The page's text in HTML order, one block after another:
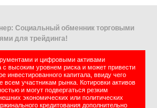
Социальный обменник торговыми
для трейдинга!
и цифровыми активами
с высоким уровнем риска и может привести
инвестированного капитала, ввиду чего
всем участникам рынка. Котировки активов
и могут подвергаться резким
экономических или политических
кредитования дополнительно